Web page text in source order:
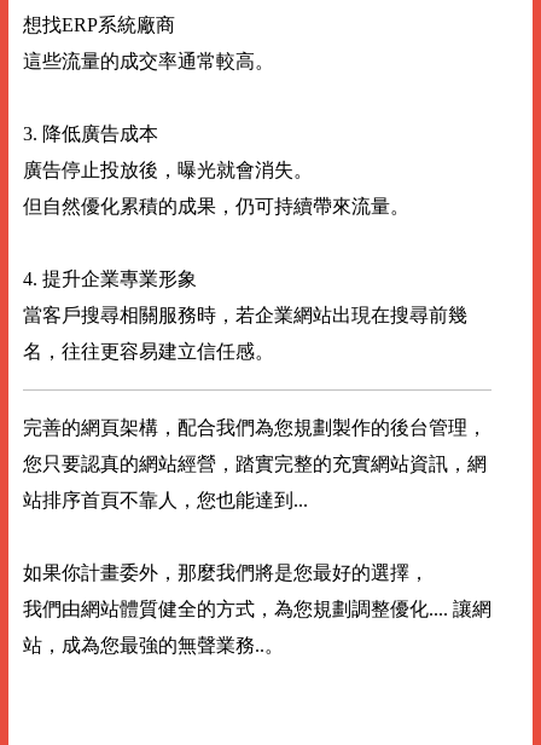
想找ERP系統廠商
這些流量的成交率通常較高。
3. 降低廣告成本
廣告停止投放後，曝光就會消失。
但自然優化累積的成果，仍可持續帶來流量。
4. 提升企業專業形象
當客戶搜尋相關服務時，若企業網站出現在搜尋前幾
名，往往更容易建立信任感。
完善的網頁架構，配合我們為您規劃製作的後台管理，
您只要認真的網站經營，踏實完整的充實網站資訊，網
站排序首頁不靠人，您也能達到...
如果你計畫委外，那麼我們將是您最好的選擇，
我們由網站體質健全的方式，為您規劃調整優化.... 讓網
站，成為您最強的無聲業務..。